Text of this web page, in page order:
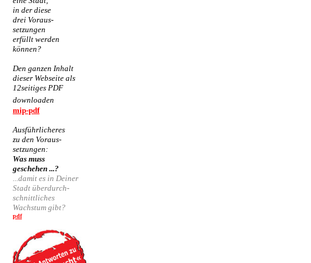
in der diese
drei Voraus-
setzungen
erfüllt werden
können?
Den ganzen Inhalt
dieser Webseite als
12seitiges PDF
downloaden
mip-pdf
Ausführlicheres
zu den Voraus-
setzungen:
Was muss
geschehen ...?
...damit es in Deiner
Stadt überdurch-
schnittliches
Wachstum gibt?
pdf